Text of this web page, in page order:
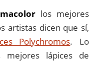
los mejores
artistas dicen que sí,
Polychromos. Lo
mejores lápices de